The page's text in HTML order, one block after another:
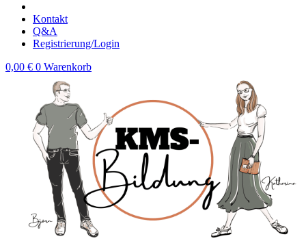
Kontakt
Q&A
Registrierung/Login
0,00 € 0 Warenkorb